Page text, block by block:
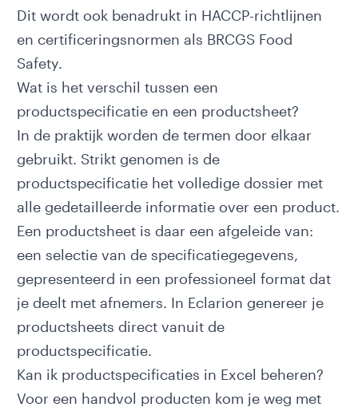
Dit wordt ook benadrukt in HACCP-richtlijnen
en certificeringsnormen als BRCGS Food
Safety.
Wat is het verschil tussen een
productspecificatie en een productsheet?
In de praktijk worden de termen door elkaar
gebruikt. Strikt genomen is de
productspecificatie het volledige dossier met
alle gedetailleerde informatie over een product.
Een productsheet is daar een afgeleide van:
een selectie van de specificatiegegevens,
gepresenteerd in een professioneel format dat
je deelt met afnemers. In Eclarion genereer je
productsheets direct vanuit de
productspecificatie.
Kan ik productspecificaties in Excel beheren?
Voor een handvol producten kom je weg met